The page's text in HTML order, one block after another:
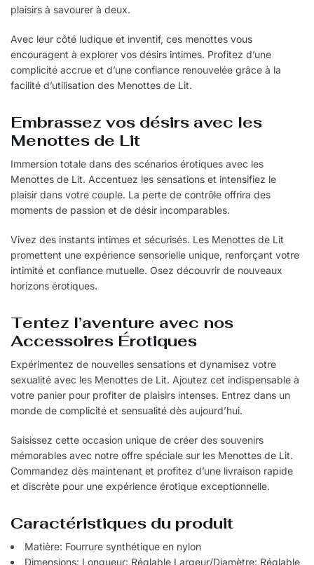
plaisirs à savourer à deux.
Avec leur côté ludique et inventif, ces menottes vous
encouragent à explorer vos désirs intimes. Profitez d’une
complicité accrue et d’une confiance renouvelée grâce à la
facilité d’utilisation des Menottes de Lit.
Embrassez vos désirs avec les
Menottes de Lit
Immersion totale dans des scénarios érotiques avec les
Menottes de Lit. Accentuez les sensations et intensifiez le
plaisir dans votre couple. La perte de contrôle offrira des
moments de passion et de désir incomparables.
Vivez des instants intimes et sécurisés. Les Menottes de Lit
promettent une expérience sensorielle unique, renforçant votre
intimité et confiance mutuelle. Osez découvrir de nouveaux
horizons érotiques.
Tentez l’aventure avec nos
Accessoires Érotiques
Expérimentez de nouvelles sensations et dynamisez votre
sexualité avec les Menottes de Lit. Ajoutez cet indispensable à
votre panier pour profiter de plaisirs intenses. Entrez dans un
monde de complicité et sensualité dès aujourd’hui.
Saisissez cette occasion unique de créer des souvenirs
mémorables avec notre offre spéciale sur les Menottes de Lit.
Commandez dès maintenant et profitez d’une livraison rapide
et discrète pour une expérience érotique exceptionnelle.
Caractéristiques du produit
Matière: Fourrure synthétique en nylon
Dimensions: Longueur: Réglable Largeur/Diamètre: Réglable